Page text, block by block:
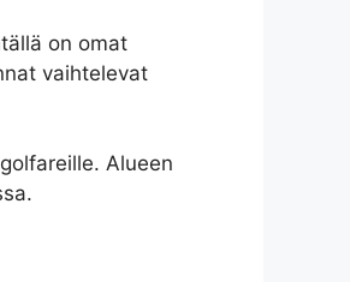
on omat
vaihtelevat
Alueen